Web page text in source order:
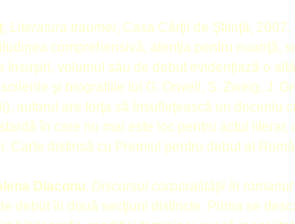
, Literatura traumei, Casa Cărţii de Ştiinţă,
comprehensivă, atenţia pentru nuanţă,
însuşiri, volumul său de debut evidenţiază o
şi biografiile lui G. Orwell, S. Zweig, J.
autorul are forţa să însufleţească un
în care nu mai este loc pentru actul
Carte distinsă cu Premiul pentru debut al
Diaconu, Discursul corporalităţii în
debut în două secţiuni distincte. Prima se